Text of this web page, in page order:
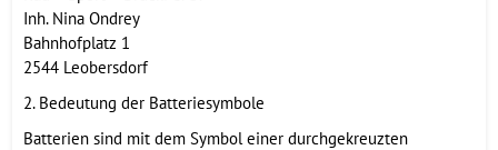
Inh. Nina Ondrey
Bahnhofplatz 1
2544 Leobersdorf
2. Bedeutung der Batteriesymbole
Batterien sind mit dem Symbol einer durchgekreuzten